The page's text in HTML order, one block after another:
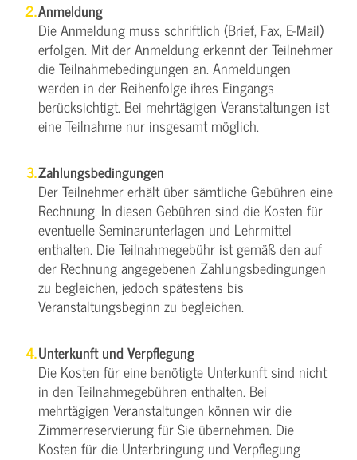
Anmeldung
Die Anmeldung muss schriftlich (Brief, Fax, E-Mail)
erfolgen. Mit der Anmeldung erkennt der Teilnehmer
die Teilnahmebedingungen an. Anmeldungen
werden in der Reihenfolge ihres Eingangs
berücksichtigt. Bei mehrtägigen Veranstaltungen ist
eine Teilnahme nur insgesamt möglich.
Zahlungsbedingungen
Der Teilnehmer erhält über sämtliche Gebühren eine
Rechnung. In diesen Gebühren sind die Kosten für
eventuelle Seminarunterlagen und Lehrmittel
enthalten. Die Teilnahmegebühr ist gemäß den auf
der Rechnung angegebenen Zahlungsbedingungen
zu begleichen, jedoch spätestens bis
Veranstaltungsbeginn zu begleichen.
Unterkunft und Verpflegung
Die Kosten für eine benötigte Unterkunft sind nicht
in den Teilnahmegebühren enthalten. Bei
mehrtägigen Veranstaltungen können wir die
Zimmerreservierung für Sie übernehmen. Die
Kosten für die Unterbringung und Verpflegung